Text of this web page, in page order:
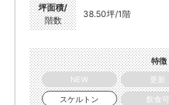
坪面積/
階数
38.50坪/1階
特徴
NEW
更新
スケルトン
飲食可